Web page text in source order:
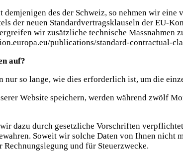
des der Schweiz, so nehmen wir
der neuen Standardvertragsklauseln der EU-
wir zusätzliche technische Massnahmen
publications/standard-contractual-
auf?
nur so lange, wie dies erforderlich ist, um die
Website speichern, werden während zwölf
dazu durch gesetzliche Vorschriften
Soweit wir solche Daten von Ihnen
und für Steuerzwecke.